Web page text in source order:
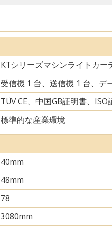
KTシリーズマシンライトカー
受信機 1 台、送信機 1 台、デ
TÜV CE、中国GB証明書、ISO
標準的な産業環境
40mm
48mm
78
3080mm